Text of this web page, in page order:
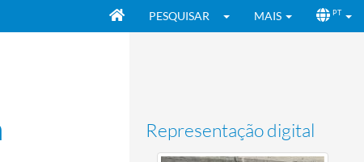
PESQUISAR MAIS PT
Representação digital